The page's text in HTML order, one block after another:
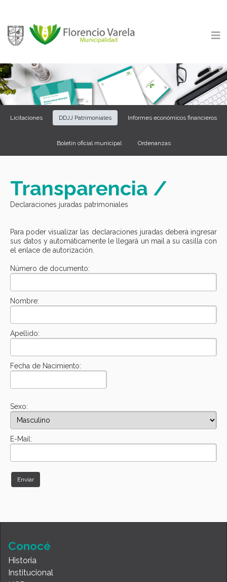
Licitaciones DDJJ Patrimoniales Informes económicos financieros
Boletín oficial municipal Ordenanzas
Transparencia /
Declaraciones juradas patrimoniales
Para poder visualizar las declaraciones juradas deberá ingresar
sus datos y automáticamente le llegará un mail a su casilla con
el enlace de autorización.
Número de documento:
Nombre:
Apellido:
Fecha de Nacimiento:
Sexo:
E-Mail:
Conocé
Historia
Institucional